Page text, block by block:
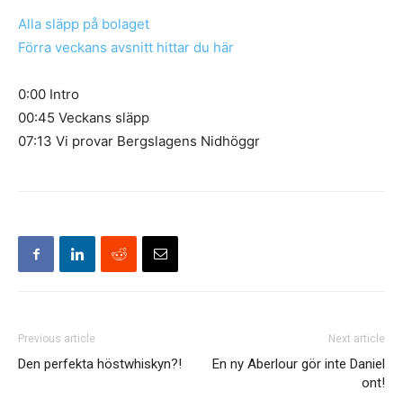
Alla släpp på bolaget
Förra veckans avsnitt hittar du här
0:00 Intro
00:45 Veckans släpp
07:13 Vi provar Bergslagens Nidhöggr
Previous article
Den perfekta höstwhiskyn?!
Next article
En ny Aberlour gör inte Daniel
ont!